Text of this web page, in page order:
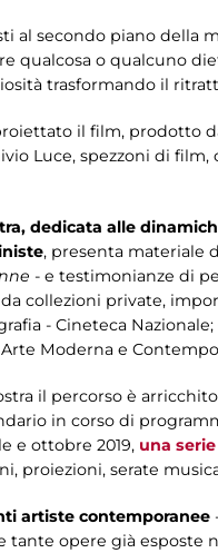
al secondo piano della
qualcosa o qualcuno
trasformando il
il film, prodotto
Luce, spezzoni di
dedicata alle
, presenta materiale
- e testimonianze di
collezioni private,
- Cineteca
Moderna e
il percorso è
in corso di
e ottobre 2019, una
proiezioni, serate
artiste contemporanee
tante opere già esposte